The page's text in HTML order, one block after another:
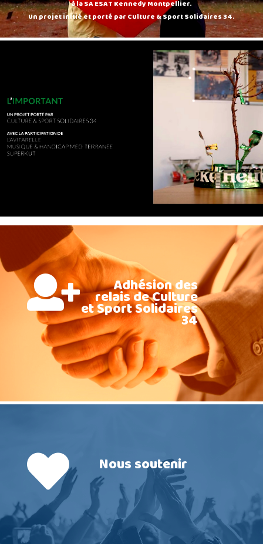
à la SA ESAT Kennedy Montpellier.
Un projet initié et porté par Culture & Sport Solidaires 34.
Adhésion des
relais de Culture
et Sport Solidaires
34
Nous soutenir